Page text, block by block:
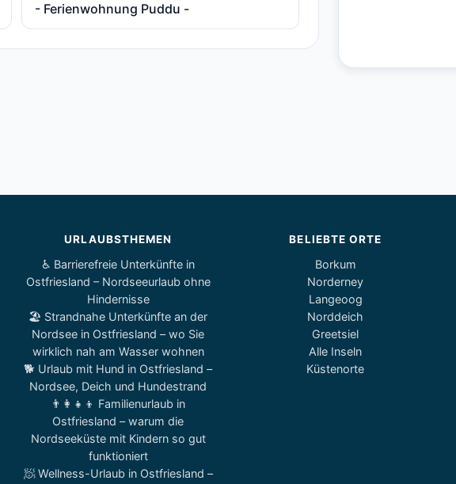
- Ferienwohnung Puddu -
URLAUBSTHEMEN
♿ Barrierefreie Unterkünfte in
Ostfriesland – Nordseeurlaub ohne
Hindernisse
🏖️ Strandnahe Unterkünfte an der
Nordsee in Ostfriesland – wo Sie
wirklich nah am Wasser wohnen
🐕 Urlaub mit Hund in Ostfriesland –
Nordsee, Deich und Hundestrand
👨‍👩‍👧‍👦 Familienurlaub in
Ostfriesland – warum die
Nordseeküste mit Kindern so gut
funktioniert
🧖 Wellness-Urlaub in Ostfriesland –
BELIEBTE ORTE
Borkum
Norderney
Langeoog
Norddeich
Greetsiel
Alle Inseln
Küstenorte